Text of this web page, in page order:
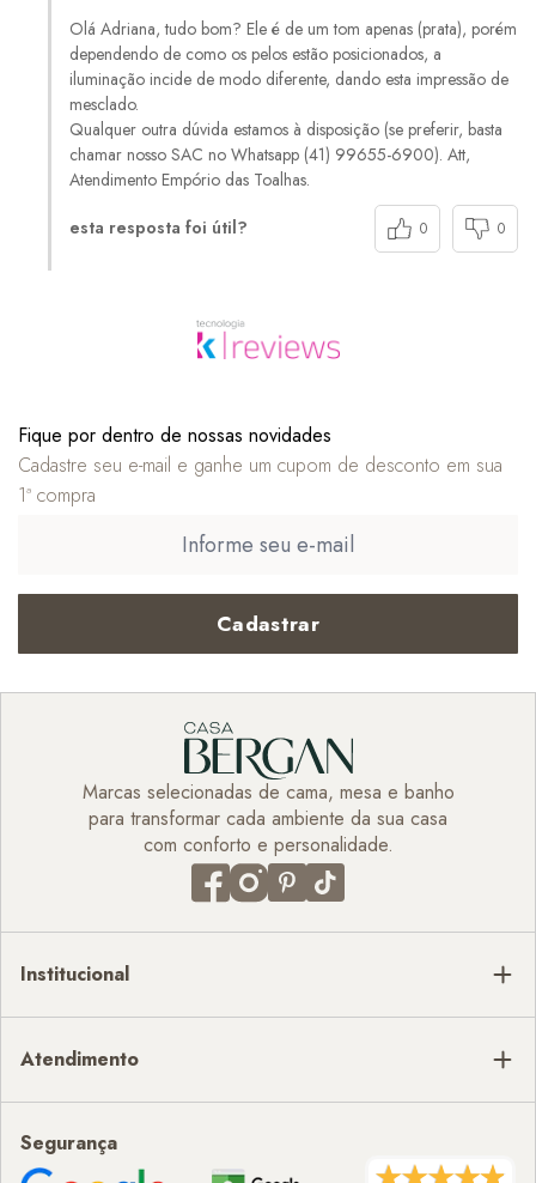
Olá Adriana, tudo bom? Ele é de um tom apenas (prata), porém
dependendo de como os pelos estão posicionados, a
iluminação incide de modo diferente, dando esta impressão de
mesclado.
Qualquer outra dúvida estamos à disposição (se preferir, basta
chamar nosso SAC no Whatsapp (41) 99655-6900). Att,
Atendimento Empório das Toalhas.
esta resposta foi útil? 0 0
Fique por dentro de nossas novidades
Cadastre seu e-mail e ganhe um cupom de desconto em sua
1ª compra
Cadastrar
Marcas selecionadas de cama, mesa e banho
para transformar cada ambiente da sua casa
com conforto e personalidade.
Institucional
Atendimento
Segurança